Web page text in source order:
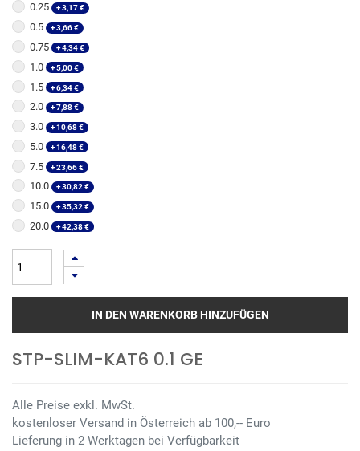
0.25 +3,17€
0.5 +3,66€
0.75 +4,34€
1.0 +5,00€
1.5 +6,34€
2.0 +7,88€
3.0 +10,68€
5.0 +16,48€
7.5 +23,66€
10.0 +30,82€
15.0 +35,32€
20.0 +42,38€
IN DEN WARENKORB HINZUFÜGEN
STP-SLIM-KAT6 0.1 GE
Alle Preise exkl. MwSt.
kostenloser Versand in Österreich ab 100,-- Euro
Lieferung in 2 Werktagen bei Verfügbarkeit